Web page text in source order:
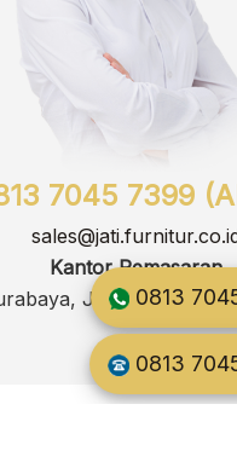
7045 7399
Kantor Pemasaran
Jawa Timur,
0813
0813